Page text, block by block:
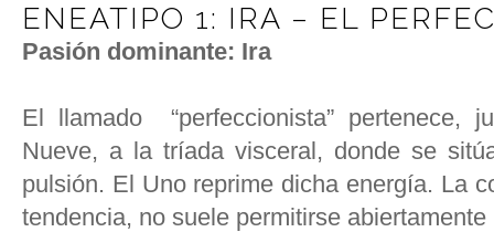
ENEATIPO 1: IRA – EL
Pasión dominante: Ira
El llamado “perfeccionista” pertenece,
Nueve, a la tríada visceral, donde se
pulsión. El Uno reprime dicha energía. La
tendencia, no suele permitirse